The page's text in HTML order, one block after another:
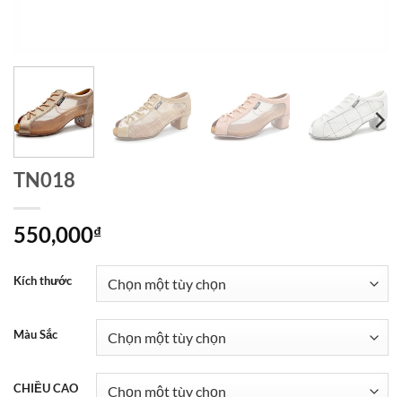
TN018
550,000₫
Kích thước
Màu Sắc
CHIỀU CAO